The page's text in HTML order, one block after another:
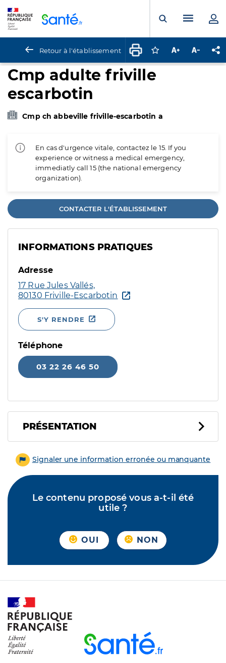
Ouvrir laMenu
Retour à l'établissement Connectez-vous
Augmenter la
Cmp adulte friville
escarbotin
Cmp ch abbeville friville-escarbotin a
En cas d'urgence vitale, contactez le 15. If you
experience or witness a medical emergency,
immediatly call 15 (the national emergency
organization).
CONTACTER L'ÉTABLISSEMENT
INFORMATIONS PRATIQUES
Adresse
17 Rue Jules Vallés,
80130 Friville-Escarbotin
S'Y RENDRE
Téléphone
03 22 26 46 50
PRÉSENTATION
Signaler une information erronée ou manquante
Le contenu proposé vous a-t-il été
utile ?
OUI NON